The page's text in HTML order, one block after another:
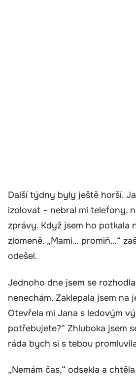
Další týdny byly ještě horší.
izolovat – nebral mi telefony,
zprávy. Když jsem ho potkala
zlomeně. „Mami… promiň…“
odešel.
Jednoho dne jsem se
nenechám. Zaklepala jsem na
Otevřela mi Jana s ledovým
potřebujete?“ Zhluboka jsem
ráda bych si s tebou
„Nemám čas,“ odsekla a